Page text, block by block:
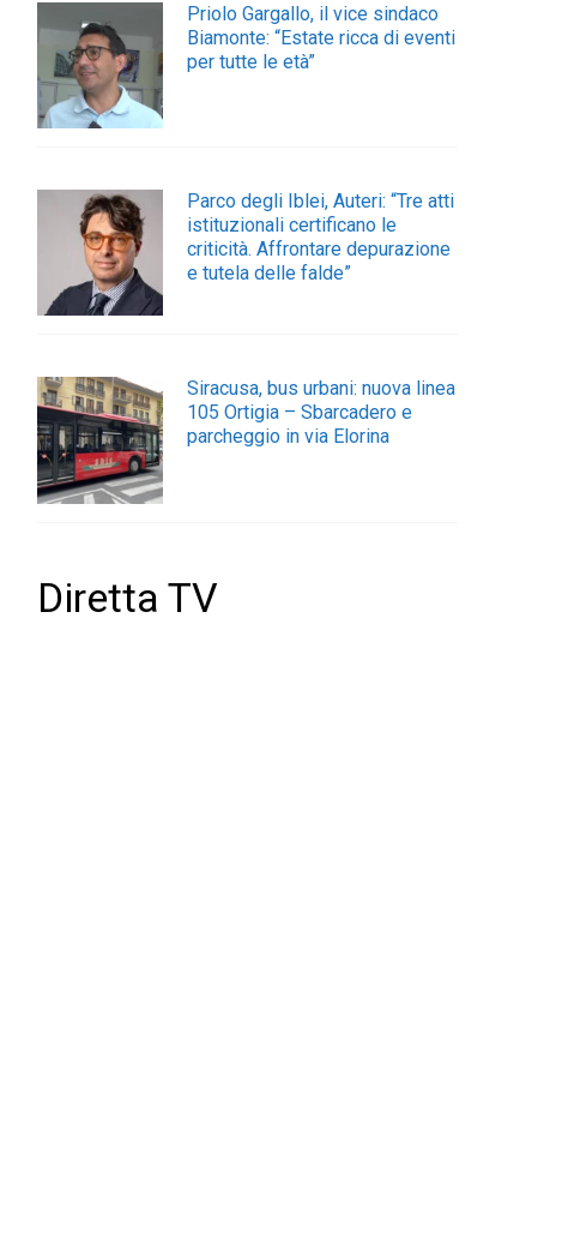
Priolo Gargallo, il vice sindaco
Biamonte: “Estate ricca di eventi
per tutte le età”
Parco degli Iblei, Auteri: “Tre atti
istituzionali certificano le
criticità. Affrontare depurazione
e tutela delle falde”
Siracusa, bus urbani: nuova linea
105 Ortigia – Sbarcadero e
parcheggio in via Elorina
Diretta TV